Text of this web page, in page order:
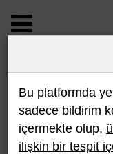
BİLDİRİM
Son 10 Bildirim
Bu platformda
sadece bildirim
içermekte olup,
ilişkin bir tespit